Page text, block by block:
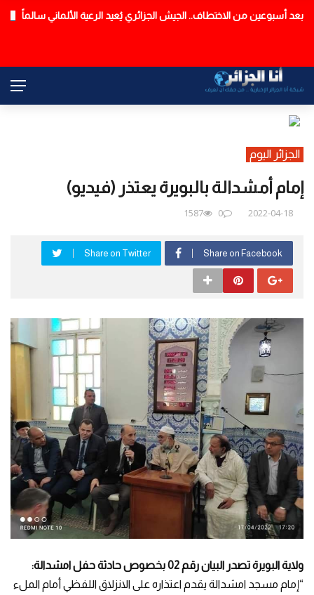
عاجل
بعد أسبوعين من الاختطاف.. الجيش الجزائري يُعيد الرعية الألماني سالماً
الجزائر اليوم
إمام أمشدالة بالبويرة يعتذر (فيديو)
2022-04-18
0
1587
Share on Facebook
Share on Twitter
ولاية البويرة تصدر البيان رقم 02 بخصوص حادثة حفل امشدالة:
“إمام مسجد امشدالة يقدم اعتذاره على الانزلاق اللفظي أمام الملء